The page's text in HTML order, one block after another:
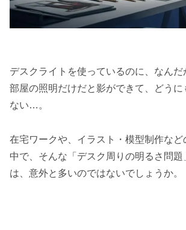
デスクライトを使っているのに、なんだ
部屋の照明だけだと影ができて、どうに
ない…。
在宅ワークや、イラスト・模型制作など
中で、そんな「デスク周りの明るさ問
は、意外と多いのではないでしょうか。